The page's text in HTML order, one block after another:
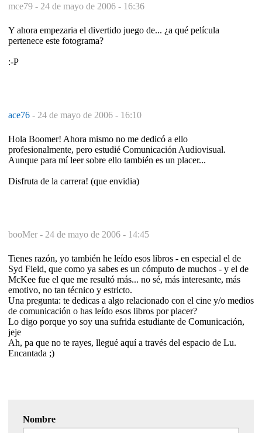
mce79 - 24 de mayo de 2006 - 16:36
Y ahora empezaria el divertido juego de... ¿a qué película
pertenece este fotograma?
:-P
ace76 - 24 de mayo de 2006 - 16:10
Hola Boomer! Ahora mismo no me dedicó a ello
profesionalmente, pero estudié Comunicación Audiovisual.
Aunque para mí leer sobre ello también es un placer...
Disfruta de la carrera! (que envidia)
booMer - 24 de mayo de 2006 - 14:45
Tienes razón, yo también he leído esos libros - en especial el de
Syd Field, que como ya sabes es un cómputo de muchos - y el de
McKee fue el que me resultó más... no sé, más interesante, más
emotivo, no tan técnico y estricto.
Una pregunta: te dedicas a algo relacionado con el cine y/o medios
de comunicación o has leído esos libros por placer?
Lo digo porque yo soy una sufrida estudiante de Comunicación,
jeje
Ah, pa que no te rayes, llegué aquí a través del espacio de Lu.
Encantada ;)
Nombre